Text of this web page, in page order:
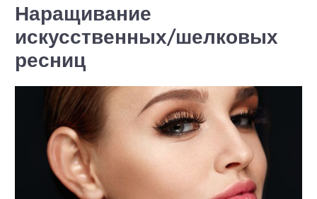
Наращивание
искусственных/шелковых
ресниц